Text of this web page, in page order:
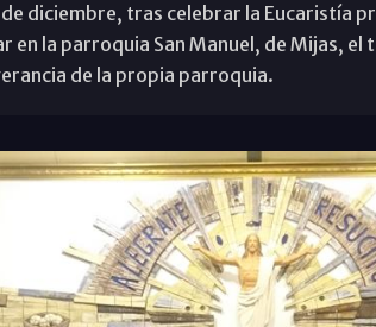
diciembre, tras celebrar la Eucaristía
en la parroquia San Manuel, de Mijas,
de la propia parroquia.